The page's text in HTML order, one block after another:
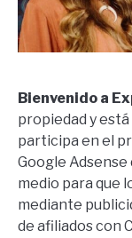
Bienvenido a
propiedad y
participa en el
Google
medio para que
mediante
de afiliados con